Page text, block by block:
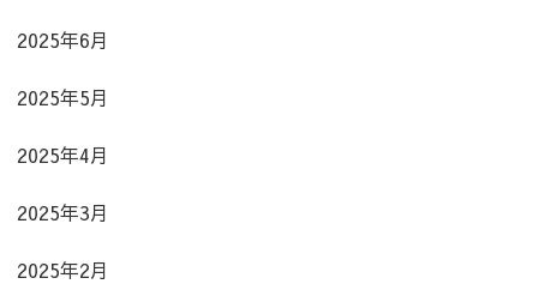
2025年6月
2025年5月
2025年4月
2025年3月
2025年2月